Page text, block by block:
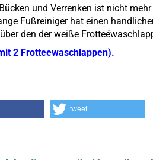
und Verrenken ist nicht
Fußreiniger hat einen
den der weiße
2 Frotteewaschlappen).
tweet